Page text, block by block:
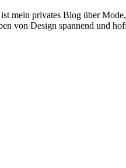
mein privates Blog über
von Design spannend und